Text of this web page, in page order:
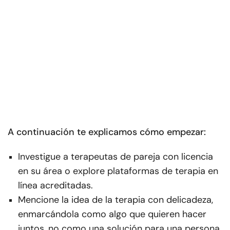
A continuación te explicamos cómo empezar:
Investigue a terapeutas de pareja con licencia
en su área o explore plataformas de terapia en
línea acreditadas.
Mencione la idea de la terapia con delicadeza,
enmarcándola como algo que quieren hacer